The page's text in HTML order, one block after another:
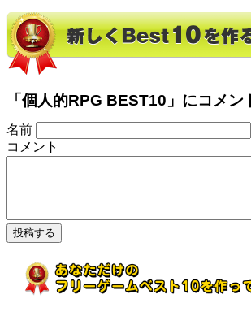
「個人的RPG BEST10」にコメン
名前
コメント